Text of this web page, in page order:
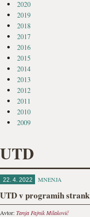
2020
2019
2018
2017
2016
2015
2014
2013
2012
2011
2010
2009
UTD
22. 4. 2022 MNENJA
UTD v programih strank
Avtor:Tanja Fajnik Milakovič